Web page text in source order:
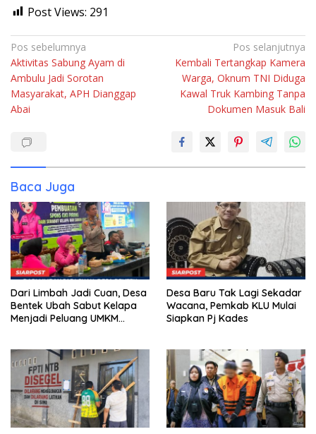
Post Views: 291
Navigasi
pos
Pos sebelumnya
Aktivitas Sabung Ayam di
Ambulu Jadi Sorotan
Masyarakat, APH Dianggap
Abai
Pos selanjutnya
Kembali Tertangkap Kamera
Warga, Oknum TNI Diduga
Kawal Truk Kambing Tanpa
Dokumen Masuk Bali
Baca Juga
Dari Limbah Jadi Cuan, Desa
Bentek Ubah Sabut Kelapa
Menjadi Peluang UMKM
Desa Baru Tak Lagi Sekadar
Wacana, Pemkab KLU Mulai
Siapkan Pj Kades